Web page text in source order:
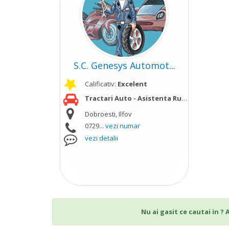
S.C. Genesys Automot...
Calificativ: Excelent
Tractari Auto - Asistenta Rutiera
Dobroesti, Ilfov
0729... vezi numar
vezi detalii
Nu ai gasit ce cautai in